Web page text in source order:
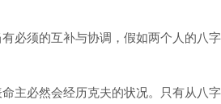
必须的互补与协调，假如两个人的八
主必然会经历克夫的状况。只有从八